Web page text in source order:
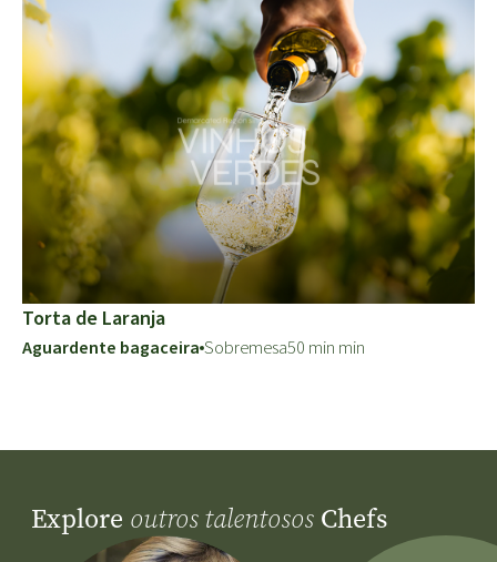
Torta de Laranja
Aguardente bagaceira Sobremesa50 min min
Explore outros talentosos Chefs